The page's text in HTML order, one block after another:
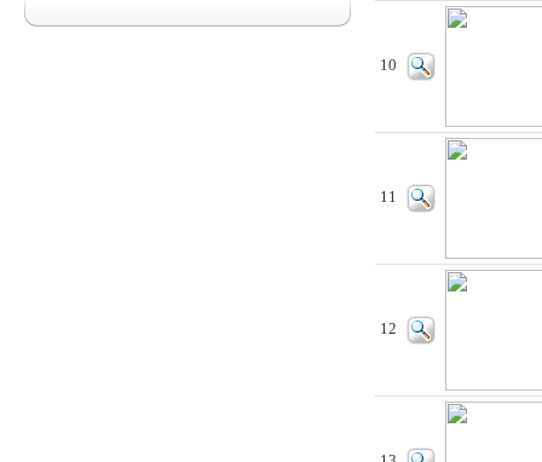
10
11
12